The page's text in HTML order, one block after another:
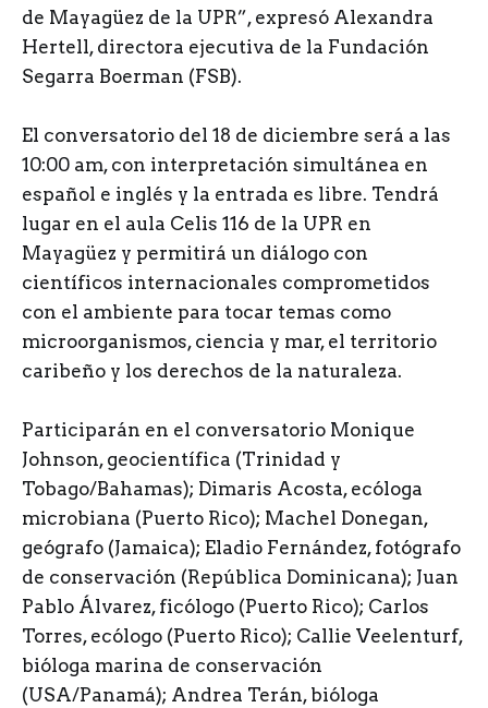
de Mayagüez de la UPR”, expresó Alexandra
Hertell, directora ejecutiva de la Fundación
Segarra Boerman (FSB).
El conversatorio del 18 de diciembre será a las
10:00 am, con interpretación simultánea en
español e inglés y la entrada es libre. Tendrá
lugar en el aula Celis 116 de la UPR en
Mayagüez y permitirá un diálogo con
científicos internacionales comprometidos
con el ambiente para tocar temas como
microorganismos, ciencia y mar, el territorio
caribeño y los derechos de la naturaleza.
Participarán en el conversatorio Monique
Johnson, geocientífica (Trinidad y
Tobago/Bahamas); Dimaris Acosta, ecóloga
microbiana (Puerto Rico); Machel Donegan,
geógrafo (Jamaica); Eladio Fernández, fotógrafo
de conservación (República Dominicana); Juan
Pablo Álvarez, ficólogo (Puerto Rico); Carlos
Torres, ecólogo (Puerto Rico); Callie Veelenturf,
bióloga marina de conservación
(USA/Panamá); Andrea Terán, bióloga